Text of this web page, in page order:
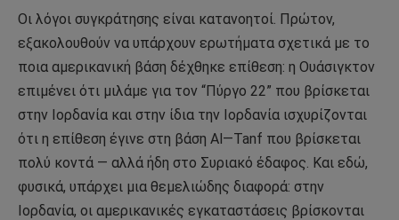
Οι λόγοι συγκράτησης είναι κατανοητοί. Πρώτον,
εξακολουθούν να υπάρχουν ερωτήματα σχετικά με το
ποια αμερικανική βάση δέχθηκε επίθεση: η Ουάσιγκτον
επιμένει ότι μιλάμε για τον “Πύργο 22” που βρίσκεται
στην Ιορδανία και στην ίδια την Ιορδανία ισχυρίζονται
ότι η επίθεση έγινε στη βάση Al—Tanf που βρίσκεται
πολύ κοντά — αλλά ήδη στο Συριακό έδαφος. Και εδώ,
φυσικά, υπάρχει μια θεμελιώδης διαφορά: στην
Ιορδανία, οι αμερικανικές εγκαταστάσεις βρίσκονται